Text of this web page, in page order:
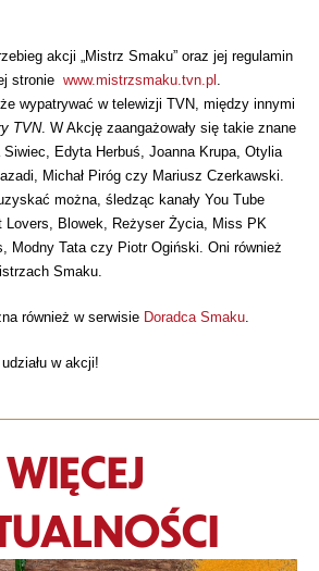
akcji „Mistrz Smaku” oraz jej regulamin
stronie www.mistrzsmaku.tvn.pl
wypatrywać w telewizji TVN, między innymi
TVN. W Akcję zaangażowały się takie znane
Edyta Herbuś, Joanna Krupa, Otylia
Michał Piróg czy Mariusz Czerkawski.
można, śledząc kanały You Tube
Lovers, Blowek, Reżyser Życia, Miss PK
Modny Tata czy Piotr Ogiński. Oni również
Smaku.
również w serwisie Doradca Smaku
w akcji!
WIĘCEJ